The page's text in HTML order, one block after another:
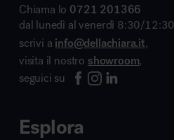
Chiama lo 0721 201366
dal lunedì al venerdì 8:30/
scrivi a info@dellachiara.it,
visita il nostro showroom,
seguici su
Esplora